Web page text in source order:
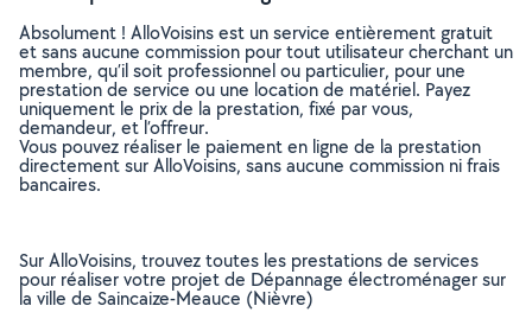
Absolument ! AlloVoisins est un service entièrement gratuit
et sans aucune commission pour tout utilisateur cherchant un
membre, qu’il soit professionnel ou particulier, pour une
prestation de service ou une location de matériel. Payez
uniquement le prix de la prestation, fixé par vous,
demandeur, et l’offreur.
Vous pouvez réaliser le paiement en ligne de la prestation
directement sur AlloVoisins, sans aucune commission ni frais
bancaires.
Sur AlloVoisins, trouvez toutes les prestations de services
pour réaliser votre projet de Dépannage électroménager sur
la ville de Saincaize-Meauce (Nièvre)